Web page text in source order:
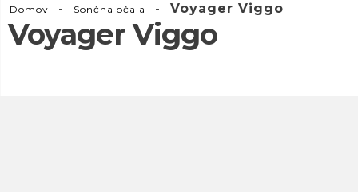
Domov - Sončna očala - Voyager Viggo
Voyager Viggo